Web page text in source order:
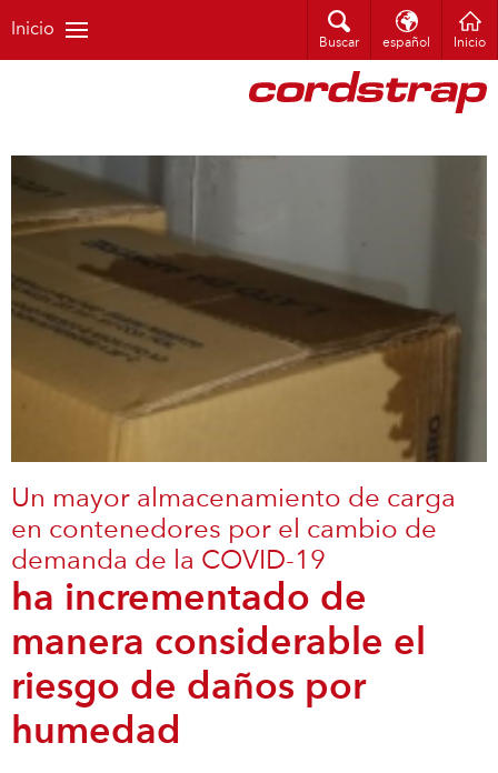
Inicio
Buscar español Inicio
Un mayor almacenamiento de carga
en contenedores por el cambio de
demanda de la COVID-19
ha incrementado de
manera considerable el
riesgo de daños por
humedad